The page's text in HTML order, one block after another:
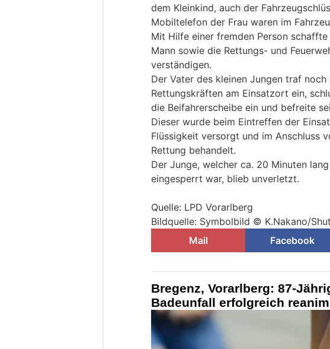
dem Kleinkind, auch der
Mobiltelefon der Frau waren im
Mit Hilfe einer fremden Person
Mann sowie die Rettungs- und
verständigen.
Der Vater des kleinen Jungen traf noch
Rettungskräften am Einsatzort ein,
die Beifahrerscheibe ein und befreite
Dieser wurde beim Eintreffen der
Flüssigkeit versorgt und im Anschluss
Rettung behandelt.
Der Junge, welcher ca. 20 Minuten
eingesperrt war, blieb unverletzt.
Quelle: LPD Vorarlberg
Bildquelle: Symbolbild © K.Nakano/
Mail
Facebook
Bregenz, Vorarlberg: 87-
Badeunfall erfolgreich